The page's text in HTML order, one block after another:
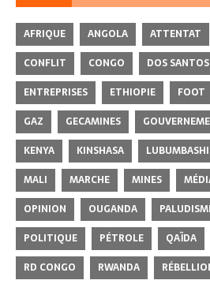
AFRIQUE ANGOLA ATTENTAT
CONFLIT
CONGO DOS SANTOS
ENTREPRISES
ETHIOPIE FOOT
GAZ
GECAMINES
KENYA
KINSHASA LUBUMBASHI
MALI
MARCHE MINES
OPINION
OUGANDA
POLITIQUE
PÉTROLE QAÏDA
RD CONGO
RWANDA